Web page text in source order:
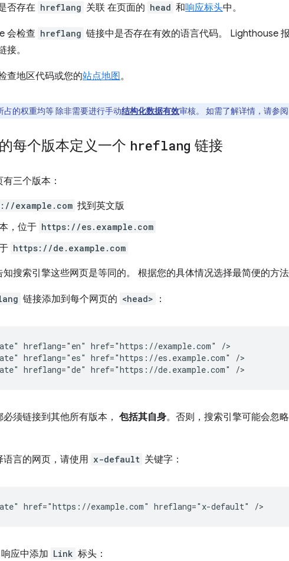
否存在 hreflang 关联 在页面的 head 和响应标头中。
会检查 hreflang 链接中是否存在有效的语言代码。 Lighthouse
接。
查地区代码或您的站点地图。
占的权重均等 除非需要进行手动结构化数据有效审核。 如需了解详情，请参阅
每个版本定义一个 hreflang 链接
三个版本：
example.com 找到英文版
，位于 https://es.example.com
https://de.example.com
搜索引擎这些网页是等同的。 根据您的具体情况选择最简便的方法
链接添加到每个网页的 <head> ：
hreflang="en" href="https://example.com" />
hreflang="es" href="https://es.example.com" />
须链接到其他所有版本， 包括其自身。否则，搜索引擎可能会忽略
言的网页，请使用 x-default 关键字：
响应中添加 Link 标头：